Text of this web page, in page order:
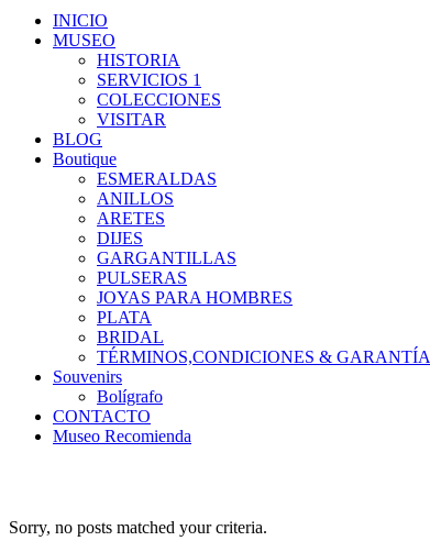
INICIO
MUSEO
HISTORIA
SERVICIOS 1
COLECCIONES
VISITAR
BLOG
Boutique
ESMERALDAS
ANILLOS
ARETES
DIJES
GARGANTILLAS
PULSERAS
JOYAS PARA HOMBRES
PLATA
BRIDAL
TÉRMINOS,CONDICIONES & GARANTÍA
Souvenirs
Bolígrafo
CONTACTO
Museo Recomienda
Sorry, no posts matched your criteria.